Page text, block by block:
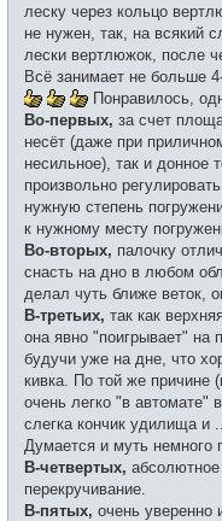
леску через кольцо
не нужен, так, на всякий
лески вертлюжок, после
Всё занимает не больше
Понравилось,
Во-первых, за счет
несёт (даже при
несильное), так и донное
произвольно
нужную степень
к нужному месту
Во-вторых, палочку
снасть на дно в любом
делал чуть ближе веток,
В-третьих, так как
она явно "поигрывает" на
будучи уже на дне, что
кивка. По той же причине
очень легко "в автомате"
слегка кончик удилища и
Думается и муть немного
В-четвертых,
перекручивание.
В-пятых, очень уверенно